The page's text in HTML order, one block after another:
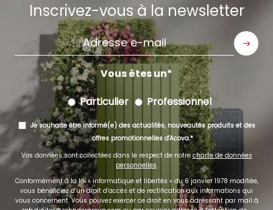
Inscrivez-vous à la newsletter
Adresse
e-
mail
Vous êtes un
Particulier
Professionnel
Je souhaite être informé(e) des actualités, nouveautés produits et des
offres promotionnelles d'Acova.
Vos données sont collectées dans le respect de notre charte de données
personnelles.
Conformément à la loi « informatique et libertés » du 6 janvier 1978 modifiée,
vous bénéficiez d’un droit d’accès et de rectification aux informations qui
vous concernent. Vous pouvez exercer ce droit en vous adressant par mail à